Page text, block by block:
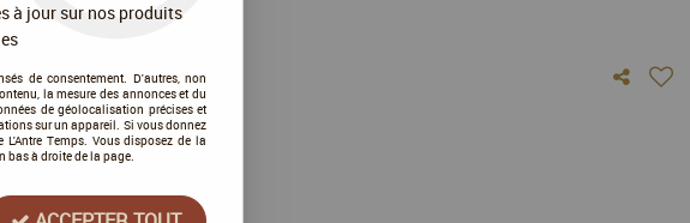
César
à donner votre avis !
à jour sur nos produits
de consentement. D'autres, non
la mesure des annonces et du
de géolocalisation précises et
sur un appareil. Si vous donnez
Temps. Vous disposez de la
bas à droite de la page.